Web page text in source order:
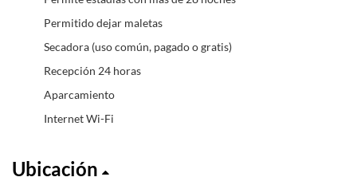
Permitido dejar maletas
Secadora (uso común, pagado o gratis)
Recepción 24 horas
Aparcamiento
Internet Wi-Fi
Ubicación